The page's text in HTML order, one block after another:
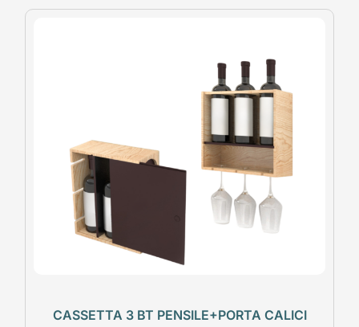
CASSETTA 3 BT PENSILE+PORTA CALICI